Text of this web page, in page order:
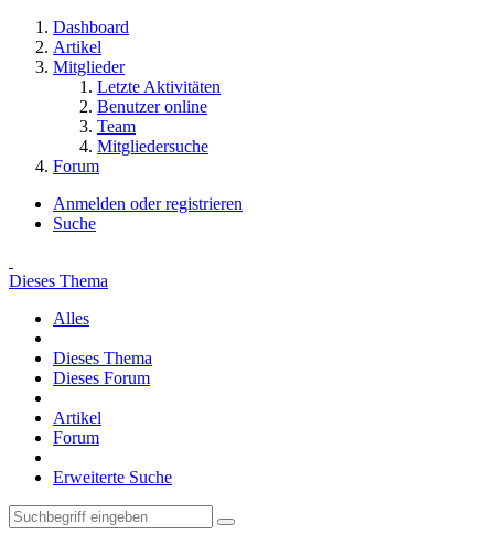
Dashboard
Artikel
Mitglieder
Letzte Aktivitäten
Benutzer online
Team
Mitgliedersuche
Forum
Anmelden oder registrieren
Suche
Dieses Thema
Alles
Dieses Thema
Dieses Forum
Artikel
Forum
Erweiterte Suche